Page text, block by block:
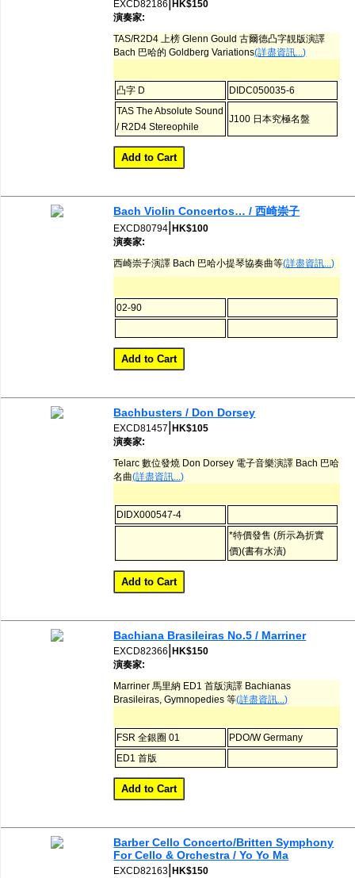
EXCD82186 HK$150
演奏家:
TAS/R2D4 上榜 Glenn Gould 古爾德凸字靚版演譯
Bach 巴哈的 Goldberg Variations(詳盡資訊...)
凸字 D
DIDC050035-6
TAS The Absolute Sound
/ R2D4 Stereophile
J100 日本究極名盤
Bach Violin Concertos… / 西崎崇子
EXCD80794 |HK$100
演奏家:
西崎崇子演譯 Bach 巴哈小提琴協奏曲等(詳盡資訊...)
02-90
Bachbusters / Don Dorsey
EXCD81457 |HK$105
演奏家:
Telarc 數位發燒 Don Dorsey 電子音樂演譯 Bach 巴哈
名曲(詳盡資訊...)
DIDX000547-4
*特價發售 (所示為折實
價)(書有水漬)
Bachiana Brasileiras No.5 / Marriner
EXCD82366 |HK$150
演奏家:
Marriner 馬里納 ED1 首版演譯 Bachianas
Brasileiras, Gymnopedies 等(詳盡資訊...)
FSR 全銀圈 01
PDO/W Germany
ED1 首版
Barber Cello Concerto/Britten Symphony
For Cello & Orchestra / Yo Yo Ma
EXCD82163 |HK$150